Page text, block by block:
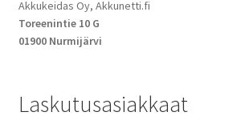
Akkukeidas Oy, Akkunetti.fi
Toreenintie 10 G
01900 Nurmijärvi
Laskutusasiakkaat